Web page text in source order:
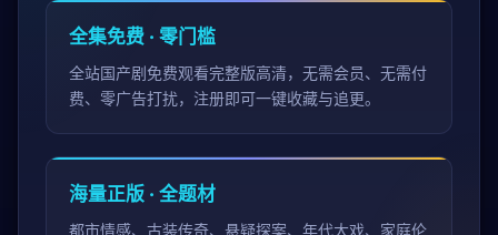
全集免费 · 零门槛
全站国产剧免费观看完整版高清，无需会员、无需付
费、零广告打扰，注册即可一键收藏与追更。
海量正版 · 全题材
都市情感、古装传奇、悬疑探案、年代大戏、家庭伦